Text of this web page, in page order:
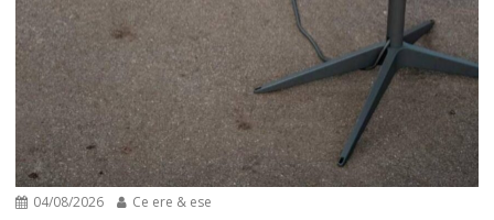
04/08/2026 Ce ere & ese